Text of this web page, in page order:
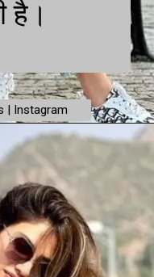
| Instagram
है।